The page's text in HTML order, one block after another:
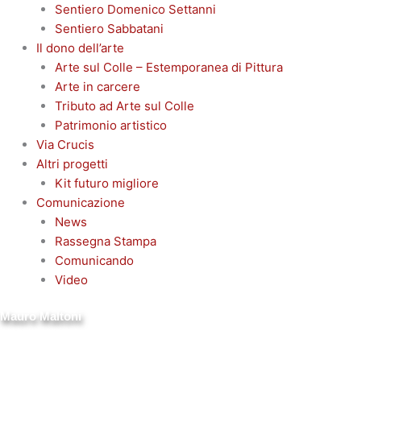
Sentiero Domenico Settanni
Sentiero Sabbatani
Il dono dell’arte
Arte sul Colle – Estemporanea di Pittura
Arte in carcere
Tributo ad Arte sul Colle
Patrimonio artistico
Via Crucis
Altri progetti
Kit futuro migliore
Comunicazione
News
Rassegna Stampa
Comunicando
Video
Mauro Maltoni